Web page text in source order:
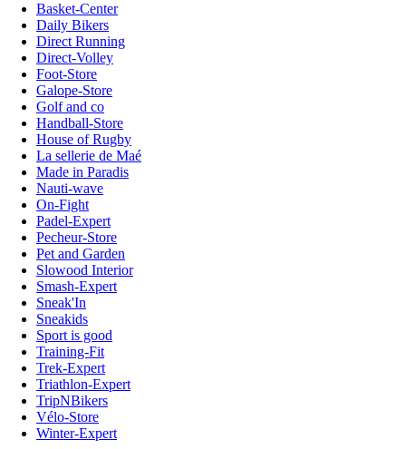
Basket-Center
Daily Bikers
Direct Running
Direct-Volley
Foot-Store
Galope-Store
Golf and co
Handball-Store
House of Rugby
La sellerie de Maé
Made in Paradis
Nauti-wave
On-Fight
Padel-Expert
Pecheur-Store
Pet and Garden
Slowood Interior
Smash-Expert
Sneak'In
Sneakids
Sport is good
Training-Fit
Trek-Expert
Triathlon-Expert
TripNBikers
Vélo-Store
Winter-Expert